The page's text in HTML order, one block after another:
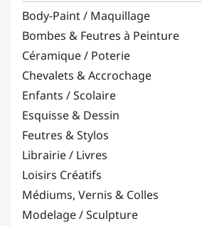
Body-Paint / Maquillage
Bombes & Feutres à Peinture
Céramique / Poterie
Chevalets & Accrochage
Enfants / Scolaire
Esquisse & Dessin
Feutres & Stylos
Librairie / Livres
Loisirs Créatifs
Médiums, Vernis & Colles
Modelage / Sculpture